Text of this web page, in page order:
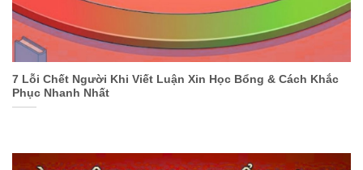
7 Lỗi Chết Người Khi Viết Luận Xin Học Bổng & Cách Khắc
Phục Nhanh Nhất